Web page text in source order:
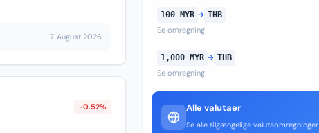
7. August 2026
-0.52%
100 MYR → THB
Se omregning
1,000 MYR → THB
Se omregning
Alle valutaer
Se alle tilgængelige valutaomregninger